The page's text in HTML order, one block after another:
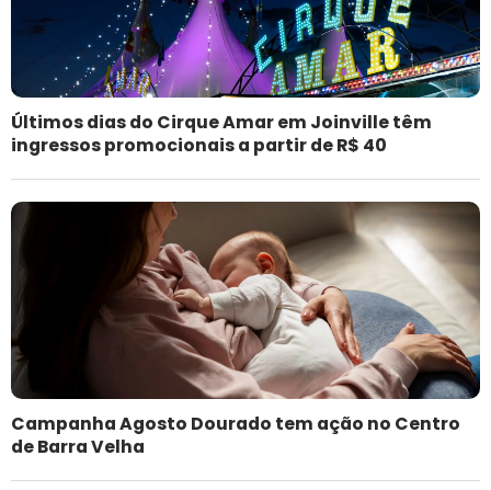
Últimos dias do Cirque Amar em Joinville têm
ingressos promocionais a partir de R$ 40
Campanha Agosto Dourado tem ação no Centro
de Barra Velha